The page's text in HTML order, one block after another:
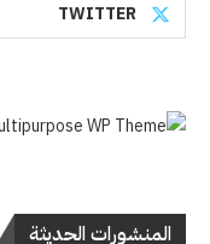
TWITTER
المنشورات الحديثة